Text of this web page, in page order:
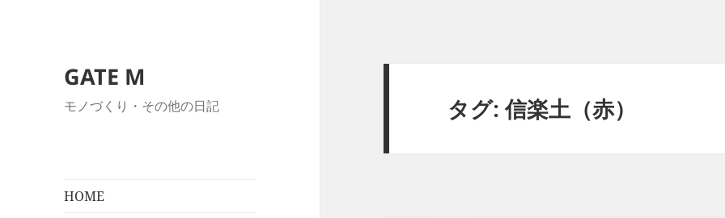
GATE M
モノづくり・その他の日記
HOME
タグ:信楽土（赤）